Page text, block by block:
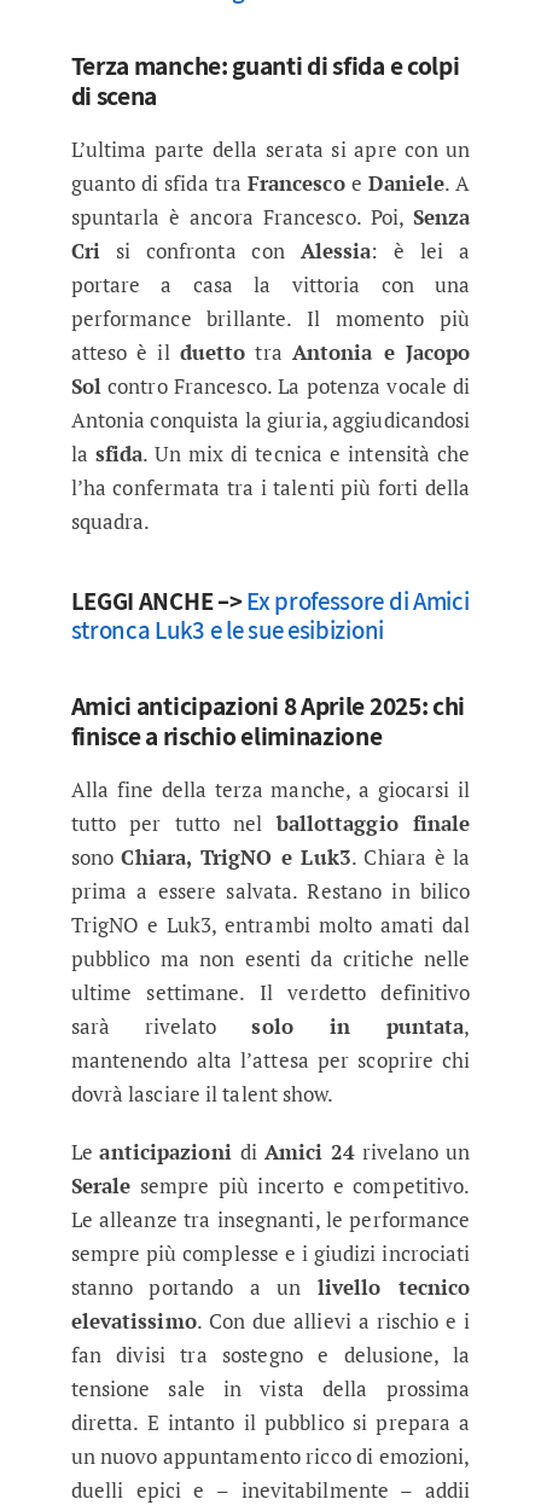
Terza manche: guanti di sfida e colpi
di scena
L’ultima parte della serata si apre con un
guanto di sfida tra Francescoe Daniele. A
spuntarla è ancora Francesco. Poi, Senza
Crisi confronta con Alessia: è lei a
portare a casa la vittoria con una
performance brillante. Il momento più
atteso è il duetto tra Antonia e Jacopo
Solcontro Francesco. La potenza vocale di
Antonia conquista la giuria, aggiudicandosi
la sfida. Un mix di tecnica e intensità che
l’ha confermata tra i talenti più forti della
squadra.
LEGGI ANCHE –>Ex professore di Amici
stronca Luk3 e le sue esibizioni
Amici anticipazioni 8 Aprile 2025: chi
finisce a rischio eliminazione
Alla fine della terza manche, a giocarsi il
tutto per tutto nelballottaggio finale
sonoChiara, TrigNO e Luk3. Chiara è la
prima a essere salvata. Restano in bilico
TrigNO e Luk3, entrambi molto amati dal
pubblico ma non esenti da critiche nelle
ultime settimane. Il verdetto definitivo
sarà rivelatosolo in puntata,
mantenendo alta l’attesa per scoprire chi
dovrà lasciare il talent show.
Leanticipazioni di Amici 24rivelano un
Serale sempre più incerto e competitivo.
Le alleanze tra insegnanti, le performance
sempre più complesse e i giudizi incrociati
stanno portando a un livello tecnico
elevatissimo. Con due allievi a rischio e i
fan divisi tra sostegno e delusione, la
tensione sale in vista della prossima
diretta. E intanto il pubblico si prepara a
un nuovo appuntamento ricco di emozioni,
duelli epici e – inevitabilmente – addii